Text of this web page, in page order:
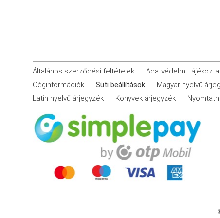
Általános szerződési feltételek Adatvédelmi
Céginformációk
Süti beállítások
Magyar nyelvű
Latin nyelvű árjegyzék
Könyvek árjegyzék